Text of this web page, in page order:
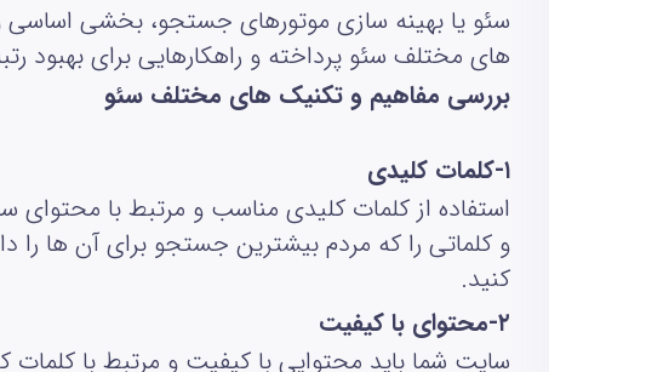
سئو یا بهینه‌ سازی موتورهای جستجو، بخشی اساسی و
های مختلف سئو پرداخته و راهکارهایی برای
بررسی مفاهیم و تکنیک‌ های مختلف سئو
۱-کلمات کلیدی
استفاده از کلمات کلیدی مناسب و مرتبط با
و کلماتی را که مردم بیشترین جستجو برای آن‌ ها
کنید.
۲-محتوای با کیفیت
سایت شما باید محتوایی با کیفیت و مرتبط با کلمات